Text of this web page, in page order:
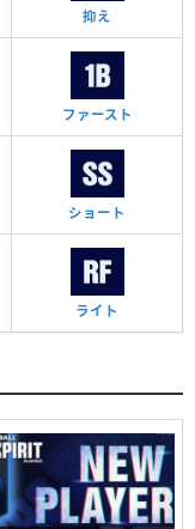
抑え
ファースト
ショート
ライト